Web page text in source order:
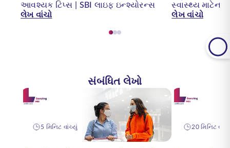
આવશ્યક ટિપ્સ | SBI લાઇફ ઇન્શ્યોરન્સ
લેખ વાંચો
સ્વાસ્થ્ય માટેના
લેખ વાંચો
સંબંધિત લેખો
5 મિનિટ વાંચ્યું 20 મિનિટ